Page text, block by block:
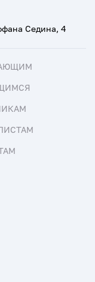
Седина, 4